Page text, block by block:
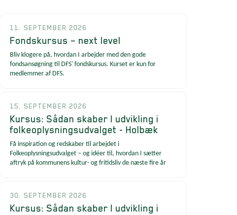
11. SEPTEMBER 2026
Fondskursus – next level
Bliv klogere på, hvordan I arbejder med den gode
fondsansøgning til DFS' fondskursus. Kurset er kun for
medlemmer af DFS.
15. SEPTEMBER 2026
Kursus: Sådan skaber I udvikling i
folkeoplysningsudvalget - Holbæk
Få inspiration og redskaber til arbejdet i
Folkeoplysningsudvalget – og idéer til, hvordan I sætter
aftryk på kommunens kultur- og fritidsliv de næste fire år
30. SEPTEMBER 2026
Kursus: Sådan skaber I udvikling i